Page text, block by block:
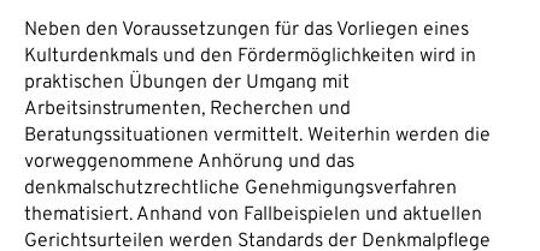
Neben den Voraussetzungen für das Vorliegen eines
Kulturdenkmals und den Fördermöglichkeiten wird in
praktischen Übungen der Umgang mit
Arbeitsinstrumenten, Recherchen und
Beratungssituationen vermittelt. Weiterhin werden die
vorweggenommene Anhörung und das
denkmalschutzrechtliche Genehmigungsverfahren
thematisiert. Anhand von Fallbeispielen und aktuellen
Gerichtsurteilen werden Standards der Denkmalpflege